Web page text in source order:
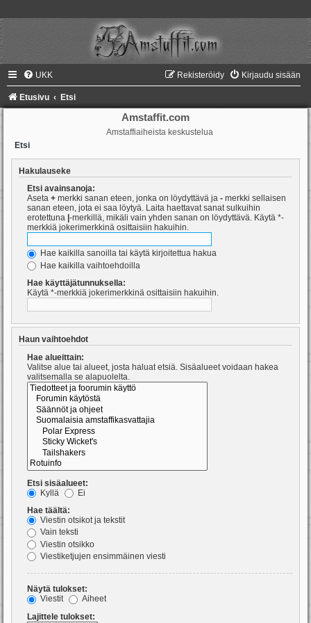
UKK Kirjaudu sisään
Rekisteröidy
Etusivu Etsi
Amstaffit.com
Amstaffiaiheista keskustelua
Etsi
Hakulauseke
Etsi avainsanoja:
Aseta + merkki sanan eteen, jonka on löydyttävä ja - merkki sellaisen
sanan eteen, jota ei saa löytyä. Laita haettavat sanat sulkuihin
erotettuna -merkillä, mikäli vain yhden sanan on löydyttävä. Käytä *-
merkkiä jokerimerkkinä osittaisiin hakuihin.
Hae kaikilla sanoilla tai käytä kirjoitettua hakua
Hae kaikilla vaihtoehdoilla
Hae käyttäjätunnuksella:
Käytä *-merkkiä jokerimerkkinä osittaisiin hakuihin.
Haun vaihtoehdot
Hae alueittain:
Valitse alue tai alueet, josta haluat etsiä. Sisäalueet voidaan hakea
valitsemalla se alapuolelta.
Etsi sisäalueet:
Kyllä
Ei
Hae täältä:
Viestin otsikot ja tekstit
Vain teksti
Viestin otsikko
Viestiketjujen ensimmäinen viesti
Näytä tulokset:
Viestit
Aiheet
Lajittele tulokset: